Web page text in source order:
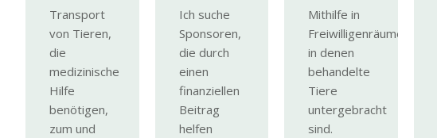
Transport
von Tieren,
die
medizinische
Hilfe
benötigen,
zum und
Ich suche
Sponsoren,
die durch
einen
finanziellen
Beitrag
helfen
Mithilfe in
Freiwilligenräumen,
in denen
behandelte
Tiere
untergebracht
sind.